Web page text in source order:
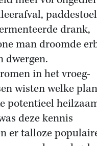
drank,
man droomde
dwergen.
in het vroeg-
wisten welke
potentieel
deze kennis
er talloze